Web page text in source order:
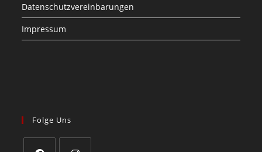
Datenschutzvereinbarungen
Impressum
Folge Uns